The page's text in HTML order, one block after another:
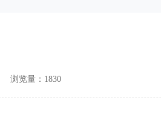
浏览量：1830